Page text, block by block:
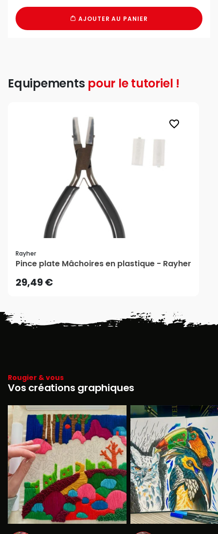
AJOUTER AU PANIER
Equipements pour le tutoriel !
favorite_border
Rayher
Pince plate Mâchoires en plastique - Rayher
29,49 €
Rougier & vous
Vos créations graphiques